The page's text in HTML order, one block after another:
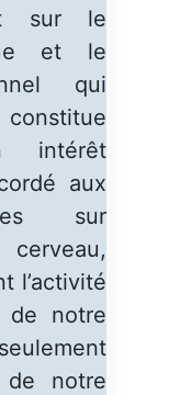
sur le
et le
qui
constitue
intérêt
aux
sur
l’activité
de notre
notre